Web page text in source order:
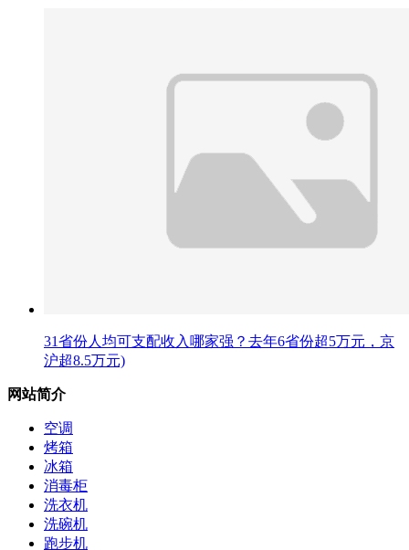
31省份人均可支配收入哪家强？去年6省份超5万元，京
沪超8.5万元)
网站简介
空调
烤箱
冰箱
消毒柜
洗衣机
洗碗机
跑步机